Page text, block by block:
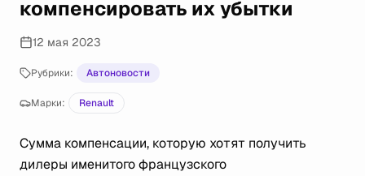
компенсировать их убытки
12 мая 2023
Рубрики: Автоновости
Марки: Renault
Сумма компенсации, которую хотят получить
дилеры именитого французского